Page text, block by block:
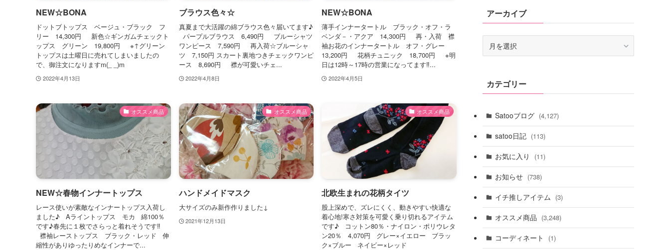
NEW☆BONA
ドットブトップス ベージュ・ブラック フ
リー 14,300円 新色☆ギンガムチェックト
ップス グリーン 19,800円 ※↑グリーン
トップスは土曜日に売れてしまいましたの
で、御注文になりますm(_ _)m
2022年4月13日
ブラウス色々☆
真夏まで大活躍の綿ブラウス色々届いてます♪
パープルブラウス 6,490円 ブルーシャツ
ワンピース 7,590円 再入荷☆ブルーシャ
ツ 7,150円 スカート裏地つきチェックワンピ
ース 8,690円 襟が可愛いチェ...
2022年4月8日
NEW☆BONA
薄手インナータートル ブラック・オフ・ラ
ベンダ－・アクア 14,300円 再・入荷 襟
袖お花のインナータートル オフ・グレー
13,200円 花柄チュニック 18,700円 ※明
日は12時～17時の営業になってます‼...
2022年4月5日
オススメ商品
NEW☆春物インナートップス
レース使いが素敵なインナートップス入荷し
ました♪ Aライントップス モカ 綿100％
です♪春先に１枚でさらっと着れそうです‼
襟袖レーストップス ブラック・レッド 伸
縮性がありゆったりめなインナーで...
オススメ商品
ハンドメイドマスク
大サイズのみ新作作りました↓
2021年12月13日
オススメ商品
北欧生まれの花柄タイツ
股上深めで、ズレにくく、動きやすい快適な
着心地!寒さ対策を可愛く乗り切れるアイテム
です♪ コットン80％・ナイロン・ポリウレタ
ン20％ 4,070円 グレー×イエロー ブラッ
ク×ブルー ネイビー×レッド
アーカイブ
ブカテゴリー
Satooブログ (4,127)
satoo日記 (113)
お気に入り (11)
お知らせ (738)
イチ推しアイテム (3)
オススメ商品 (3,248)
コーディネート (1)